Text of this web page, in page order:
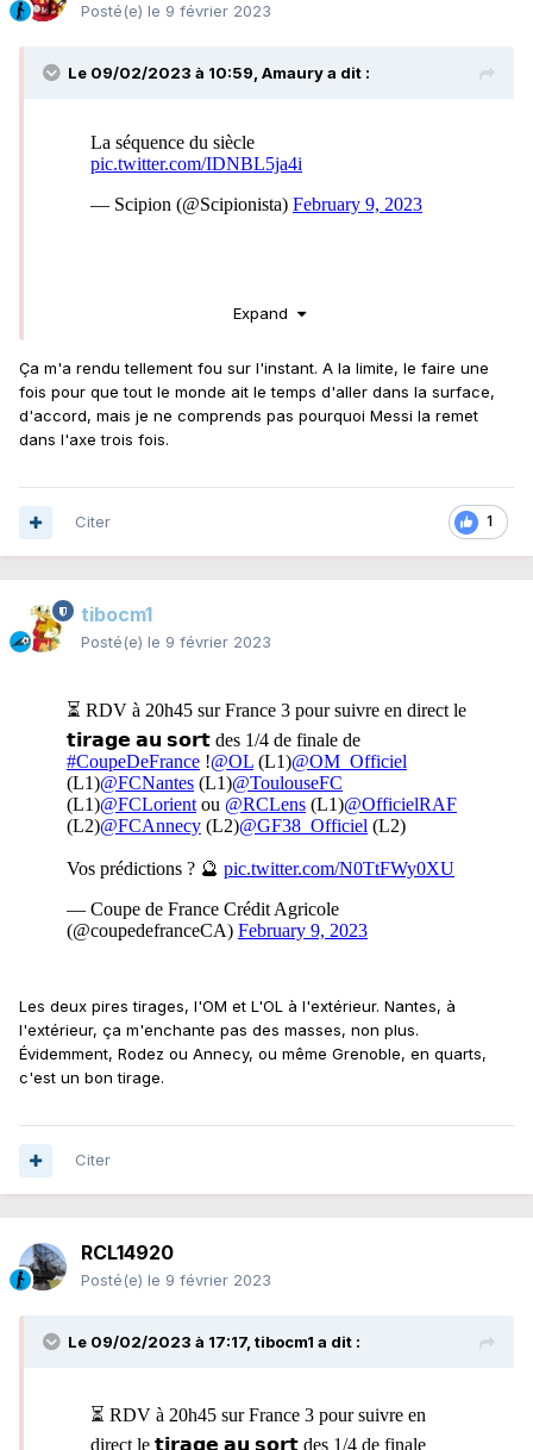
Posté(e) le 9 février 2023
Le 09/02/2023 à 10:59, Amaurya dit :
Expand
Ça m'a rendu tellement fou sur l'instant. A la limite, le faire une
fois pour que tout le monde ait le temps d'aller dans la surface,
d'accord, mais je ne comprends pas pourquoi Messi la remet
dans l'axe trois fois.
1
Citer
tibocm1
Posté(e) le 9 février 2023
Les deux pires tirages, l'OM et L'OL à l'extérieur. Nantes, à
l'extérieur, ça m'enchante pas des masses, non plus.
Évidemment, Rodez ou Annecy, ou même Grenoble, en quarts,
c'est un bon tirage.
Citer
RCL14920
Posté(e) le 9 février 2023
Le 09/02/2023 à 17:17, tibocm1 a dit :